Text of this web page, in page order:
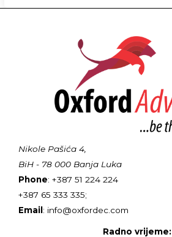
Nikole Pašića 4,
BiH - 78 000 Banja Luka
Phone: +387 51 224 224
+387 65 333 335;
Email: info@oxfordec.com
Radno vrijeme: